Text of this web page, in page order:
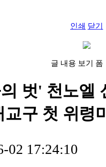
인쇄 닫기
글 내용 보기 폼
벗' 천노엘
교구 첫 위령
02 17:24:10